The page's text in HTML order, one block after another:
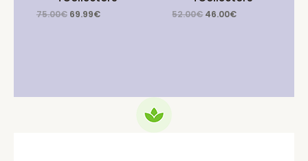
75.00€ Original
69.99€Current
52.00€ Original
46.00€Current